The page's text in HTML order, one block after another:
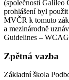
(společností Galileo
prohlášení byl
MVČR k tomuto
a mezinárodně
Guidelines –
Zpětná vazba
Základní škola